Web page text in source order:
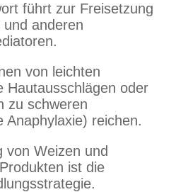
führt zur Freisetzung
anderen
von leichten
Hautausschlägen oder
zu schweren
Anaphylaxie) reichen.
von Weizen und
ist die